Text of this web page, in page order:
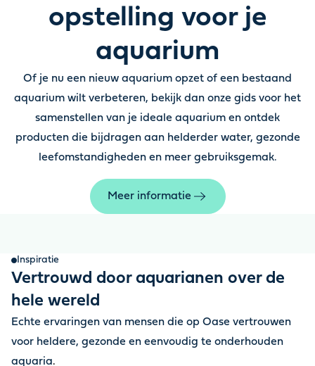
opstelling voor je
aquarium
Of je nu een nieuw aquarium opzet of een bestaand
aquarium wilt verbeteren, bekijk dan onze gids voor het
samenstellen van je ideale aquarium en ontdek
producten die bijdragen aan helderder water, gezonde
leefomstandigheden en meer gebruiksgemak.
Meer informatie
Inspiratie
Vertrouwd door aquarianen over de
hele wereld
Echte ervaringen van mensen die op Oase vertrouwen
voor heldere, gezonde en eenvoudig te onderhouden
aquaria.